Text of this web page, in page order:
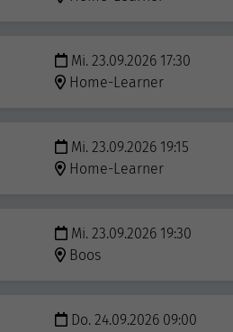
Mi. 23.09.2026 17:30
Home-Learner
Mi. 23.09.2026 19:15
Home-Learner
Mi. 23.09.2026 19:30
Boos
Do. 24.09.2026 09:00